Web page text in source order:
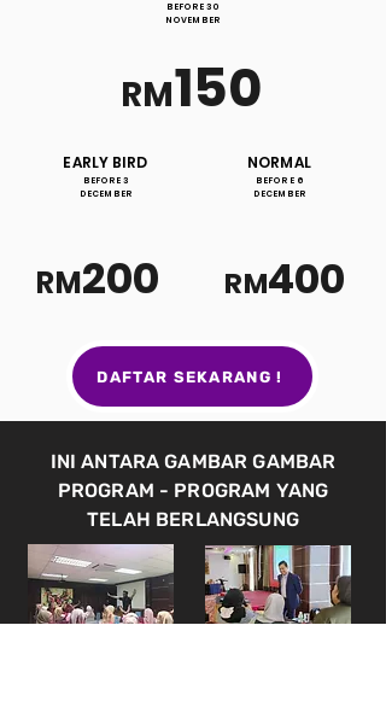
BEFORE 30
NOVEMBER
RM150
EARLY BIRD
BEFORE 3
DECEMBER
RM200
NORMAL
BEFORE 6
DECEMBER
RM400
DAFTAR SEKARANG !
INI ANTARA GAMBAR GAMBAR
PROGRAM - PROGRAM YANG
TELAH BERLANGSUNG